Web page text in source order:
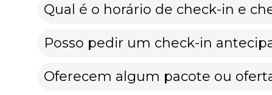
Qual é o horário de check-in e
Posso pedir um check-in
Oferecem algum pacote ou